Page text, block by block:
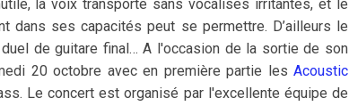
la voix transporte sans vocalises irritantes, et le
dans ses capacités peut se permettre. D’ailleurs le
de guitare final… A l'occasion de la sortie de son
20 octobre avec en première partie les Acoustic
Le concert est organisé par l'excellente équipe de